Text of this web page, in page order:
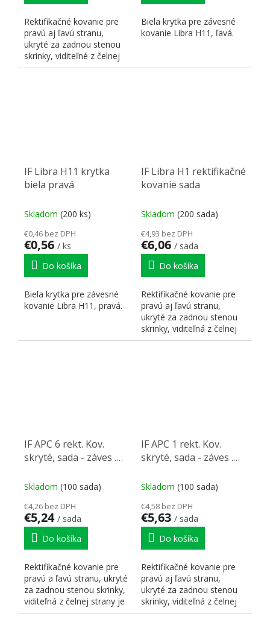
Rektifikačné kovanie pre
pravú aj ľavú stranu,
ukryté za zadnou stenou
skrinky, viditeľné z čelnej
strany len jedným...
Biela krytka pre závesné
kovanie Libra H11, ľavá.
IF Libra H11 krytka
biela pravá
Skladom (200 ks)
€0,46 bez DPH
€0,56 / ks
Do košíka
Biela krytka pre závesné
kovanie Libra H11, pravá.
IF Libra H1 rektifikačné
kovanie sada
Skladom (200 sada)
€4,93 bez DPH
€6,06 / sada
Do košíka
Rektifikačné kovanie pre
pravú aj ľavú stranu,
ukryté za zadnou stenou
skrinky, viditeľná z čelnej
strany je len...
IF APC 6 rekt. Kov.
skryté, sada - záves .
krytky,
Skladom (100 sada)
€4,26 bez DPH
€5,24 / sada
Do košíka
Rektifikačné kovanie pre
pravú a ľavú stranu, ukryté
za zadnou stenou skrinky,
viditeľná z čelnej strany je
len...
IF APC 1 rekt. Kov.
skryté, sada - záves .
Skladom (100 sada)
€4,58 bez DPH
€5,63 / sada
Do košíka
Rektifikačné kovanie pre
pravú aj ľavú stranu,
ukryté za zadnou stenou
skrinky, viditeľná z čelnej
strany je len...